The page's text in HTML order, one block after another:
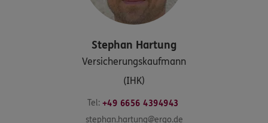
Stephan Hartung
Versicherungskaufmann
(IHK)
Tel: +49 6656 4394943
stephan.hartung@ergo.de